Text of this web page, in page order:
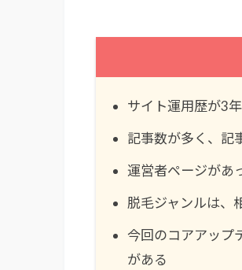
サイト運用歴が3
記事数が多く、記
運営者ページがあ
脱毛ジャンルは、
今回のコアアップ
がある